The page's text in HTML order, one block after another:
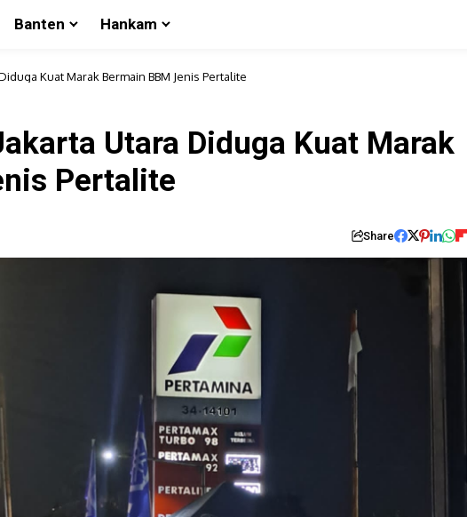
Banten Hankam
Diduga Kuat Marak Bermain BBM Jenis Pertalite
Utara Diduga Kuat Marak
Pertalite
Share